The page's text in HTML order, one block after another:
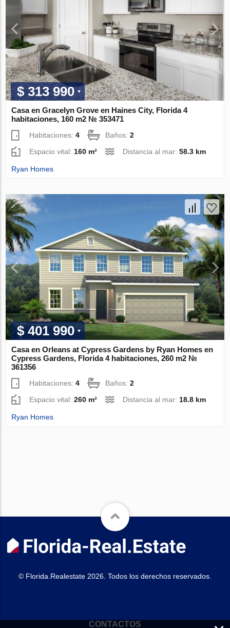
$ 313 990
Casa en Gracelyn Grove en Haines City, Florida 4
habitaciones, 160 m2 № 353471
Habitaciones:4 Baños:2
Espacio vital:160 m² Distancia al mar:58.3 km
Ryan Homes
$ 401 990
Casa en Orleans at Cypress Gardens by Ryan Homes en
Cypress Gardens, Florida 4 habitaciones, 260 m2 №
361356
Habitaciones:4 Baños:2
Espacio vital:260 m² Distancia al mar: 18.8 km
Ryan Homes
© Florida.Realestate 2026. Todos los derechos reservados.
CONTACTOS